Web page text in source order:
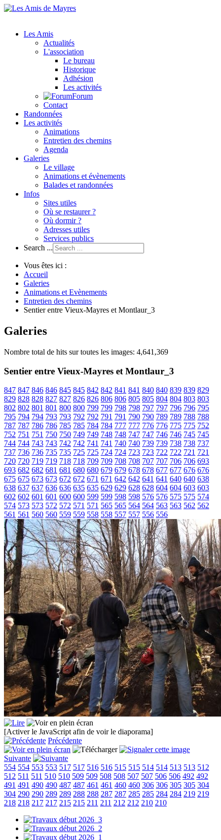
Les Amis
Actualités
L'association
Le bureau
Historique
Adhésion
Les activités
Forum
Contact
Randonnées
Les activités
Animations
Entretien des chemins
Agenda
Galeries
Le village
Animations et évènements
Balades et randonnées
Infos
Sites utiles
Où se restaurer ?
Où dormir ?
Adresses utiles
Services publics
Search ...
Vous êtes ici :
Accueil
Galeries
Animations et Evènements
Entretien des chemins
Sentier entre Vieux-Mayres et Montlaur_3
Galeries
Nombre total de hits sur toutes les images: 4,641,369
Sentier entre Vieux-Mayres et Montlaur_3
847 847 846 846 845 845 842 842 841 841 840 840 839 839 829
829 828 828 827 827 826 826 806 806 805 805 804 804 803 803
802 802 801 801 800 800 799 799 798 798 797 797 796 796 795
795 794 794 793 793 792 792 791 791 790 790 789 789 788 788
787 787 786 786 785 785 784 784 777 777 776 776 775 775 752
752 751 751 750 750 749 749 748 748 747 747 746 746 745 745
744 744 743 743 742 742 741 741 740 740 739 739 738 738 737
737 736 736 735 735 725 725 724 724 723 723 722 722 721 721
720 720 719 719 718 718 709 709 708 708 707 707 706 706 693
693 682 682 681 681 680 680 679 679 678 678 677 677 676 676
675 675 673 673 672 672 671 671 642 642 641 641 640 640 638
638 637 637 636 636 635 635 629 629 628 628 604 604 603 603
602 602 601 601 600 600 599 599 598 598 576 576 575 575 574
574 573 573 572 572 571 571 565 565 564 564 563 563 562 562
561 561 560 560 559 559 558 558 557 557 556 556
[Activer le JavaScript afin de voir le diaporama]
Précédente
Suivante
554 554 553 553 517 517 516 516 515 515 514 514 513 513 512
512 511 511 510 510 509 509 508 508 507 507 506 506 492 492
491 491 490 490 487 487 461 461 460 460 306 306 305 305 304
304 290 290 289 289 288 288 287 287 285 285 284 284 219 219
218 218 217 217 215 215 211 211 212 212 210 210